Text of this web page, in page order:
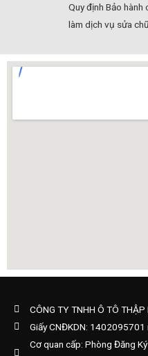
Quy định Bảo
làm dịch vụ sửa
CÔNG TY TNHH Ô TÔ THẬP
Giấy CNĐKDN:
Cơ quan cấp: Phòng Đăng